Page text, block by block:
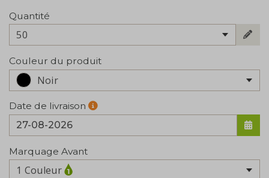
Quantité
50
Couleur du produit
Noir
Date de livraison
Marquage Avant
1 Couleur